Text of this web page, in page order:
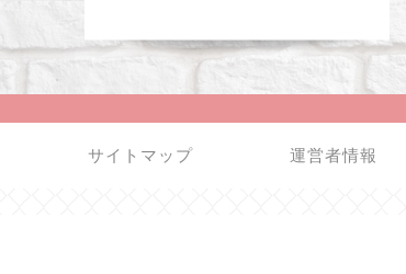
サイトマップ 運営者情報